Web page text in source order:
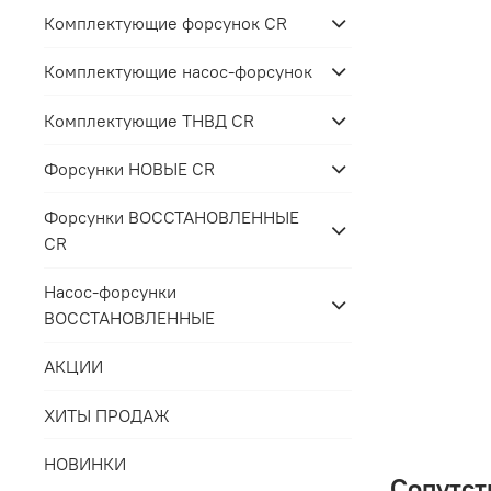
Комплектующие форсунок CR
Комплектующие насос-форсунок
Комплектующие ТНВД CR
Форсунки НОВЫЕ CR
Форсунки ВОССТАНОВЛЕННЫЕ
CR
Насос-форсунки
ВОССТАНОВЛЕННЫЕ
АКЦИИ
ХИТЫ ПРОДАЖ
НОВИНКИ